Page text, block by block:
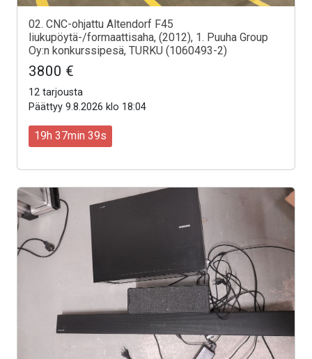
02. CNC-ohjattu Altendorf F45
liukupöytä-/formaattisaha, (2012), 1. Puuha Group
Oy:n konkurssipesä, TURKU (1060493-2)
3800 €
12 tarjousta
Päättyy 9.8.2026 klo 18:04
19h 37min 37s